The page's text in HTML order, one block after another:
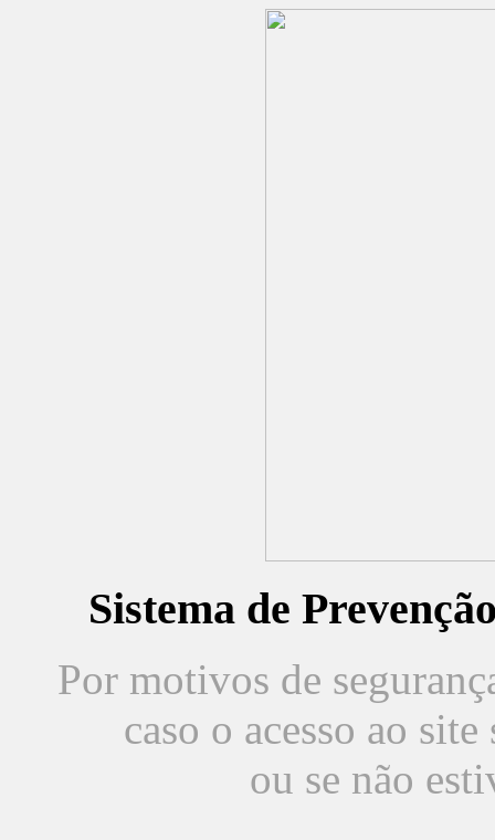
Sistema de
Por motivos de
caso o acesso ao
ou se não